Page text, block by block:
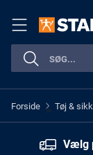
Forside > Tøj &
Vælg